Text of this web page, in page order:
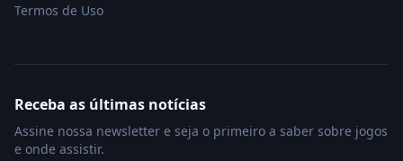
Termos de Uso
Receba as últimas notícias
Assine nossa newsletter e seja o primeiro a saber sobre jogos
e onde assistir.